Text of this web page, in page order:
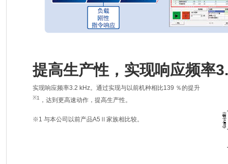
提高生产性，实现响应频率
实现响应频率3.2 kHz。通过实现与以前机种相比139 ％的提升
※1 ，达到更高速动作，提高生产性。
※1 与本公司以前产品A5Ⅱ家族相比较。